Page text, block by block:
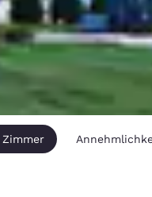
Asien-Pazifik
Zimmer